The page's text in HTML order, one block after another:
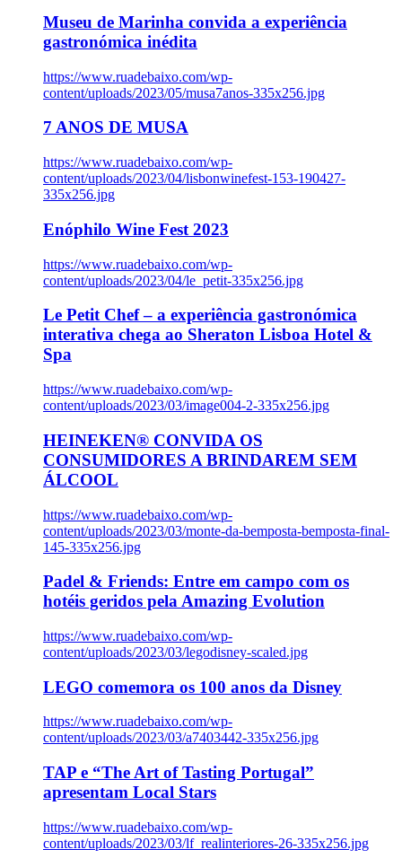
Museu de Marinha convida a experiência
gastronómica inédita
https://www.ruadebaixo.com/wp-
content/uploads/2023/05/musa7anos-335x256.jpg
7 ANOS DE MUSA
https://www.ruadebaixo.com/wp-
content/uploads/2023/04/lisbonwinefest-153-190427-
335x256.jpg
Enóphilo Wine Fest 2023
https://www.ruadebaixo.com/wp-
content/uploads/2023/04/le_petit-335x256.jpg
Le Petit Chef – a experiência gastronómica
interativa chega ao Sheraton Lisboa Hotel &
Spa
https://www.ruadebaixo.com/wp-
content/uploads/2023/03/image004-2-335x256.jpg
HEINEKEN® CONVIDA OS
CONSUMIDORES A BRINDAREM SEM
ÁLCOOL
https://www.ruadebaixo.com/wp-
content/uploads/2023/03/monte-da-bemposta-bemposta-final-
145-335x256.jpg
Padel & Friends: Entre em campo com os
hotéis geridos pela Amazing Evolution
https://www.ruadebaixo.com/wp-
content/uploads/2023/03/legodisney-scaled.jpg
LEGO comemora os 100 anos da Disney
https://www.ruadebaixo.com/wp-
content/uploads/2023/03/a7403442-335x256.jpg
TAP e “The Art of Tasting Portugal”
apresentam Local Stars
https://www.ruadebaixo.com/wp-
content/uploads/2023/03/lf_realinteriores-26-335x256.jpg